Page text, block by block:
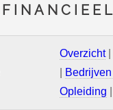
Overzicht|
Opleiding